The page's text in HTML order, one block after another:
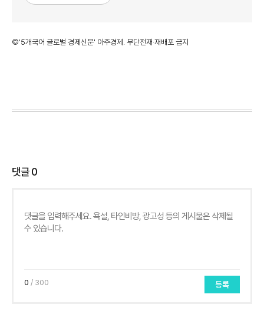
©'5개국어 글로벌 경제신문' 아주경제. 무단전재·재배포 금지
댓글0
0 / 300 등록